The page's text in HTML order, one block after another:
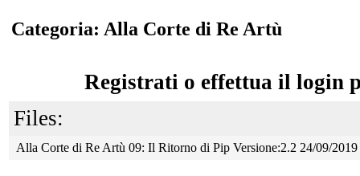
Categoria: Alla Corte di Re Artù
Registrati o effettua il login
Files:
Alla Corte di Re Artù 09: Il Ritorno di Pip Versione:2.2 24/09/2019